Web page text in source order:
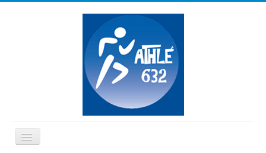
Basculer
la